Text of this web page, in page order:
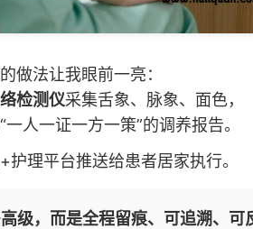
做法让我眼前一亮：
检测仪采集舌象、脉象、面色，
一人一证一方一策”的调养报告。
护理平台推送给患者居家执行。
级，而是全程留痕、可追溯、可